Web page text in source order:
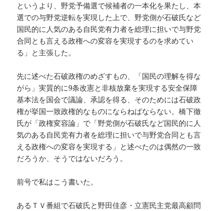
というより、野党予備選で候補者の一本化を果たし、本
選での与野党逆転を実現した上で、野党側が石破氏など
国民的に人気のある自民党有力者を総理に担いで与野党
合同とも言える政権への変容を実現するのを求めてい
る」と主張した。
先に述べた石破政権のめざすもの、「国民の理解を得な
がら」実質的に9条改憲と非核放棄を実現する安全保障
基本法を国会で議論、承認を得る、そのためには石破政
権が挙国一致政権的なものにならねばならない。橋下徹
氏が「政権変容論」で「野党側が石破氏など国民的に人
気のある自民党有力者を総理に担いで与野党合同とも言
える政権への変容を実現する」と述べたのは偶然の一致
だろうか、そうではないだろう。
前号で私はこう書いた。
あるＴＶ番組で石破氏と野田佳彦・立憲民主党最高顧問